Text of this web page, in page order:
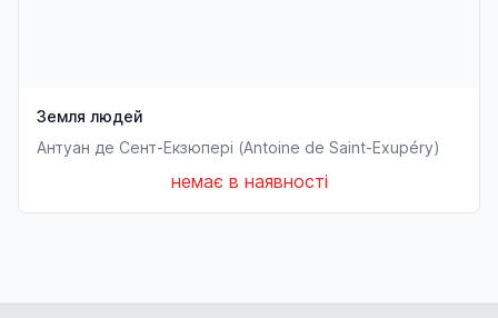
Земля людей
Антуан де Сент-Екзюпері (Antoine de Saint-Exupéry)
немає в наявності